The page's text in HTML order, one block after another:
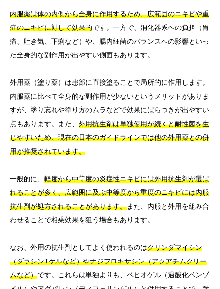
内服薬は体の内側から全身に作用するため、広範囲のニキビや重
症のニキビに対して効果的です。一方で、消化器系への負担（胃
痛、吐き気、下痢など）や、腸内細菌のバランスへの影響といっ
た全身的な副作用が出やすい側面もあります。
外用薬（塗り薬）は患部に直接塗ることで局所的に作用します。
内服薬に比べて全身的な副作用が少ないというメリットがありま
すが、塗り忘れや塗り方のムラなどで効果にばらつきが出やすい
点もあります。また、 外用抗生剤は単独使用が続くと耐性菌を生
じやすいため、現在の日本のガイドラインでは他の外用薬との併
用が推奨されています。
一般的に、 軽度から中等度の炎症性ニキビには外用抗生剤が選ば
れることが多く、広範囲に及ぶ中等度から重度のニキビには内服
抗生剤が処方されることがあります。また、内服と外用を組み合
わせることで相乗効果を狙う場合もあります。
なお、外用の抗生剤としてよく使われるのはクリンダマイシン
（ダラシンTゲルなど）やナジフロキサシン（アクアチムクリー
ムなど）です。これらは単独よりも、ベピオゲル（過酸化ベンゾ